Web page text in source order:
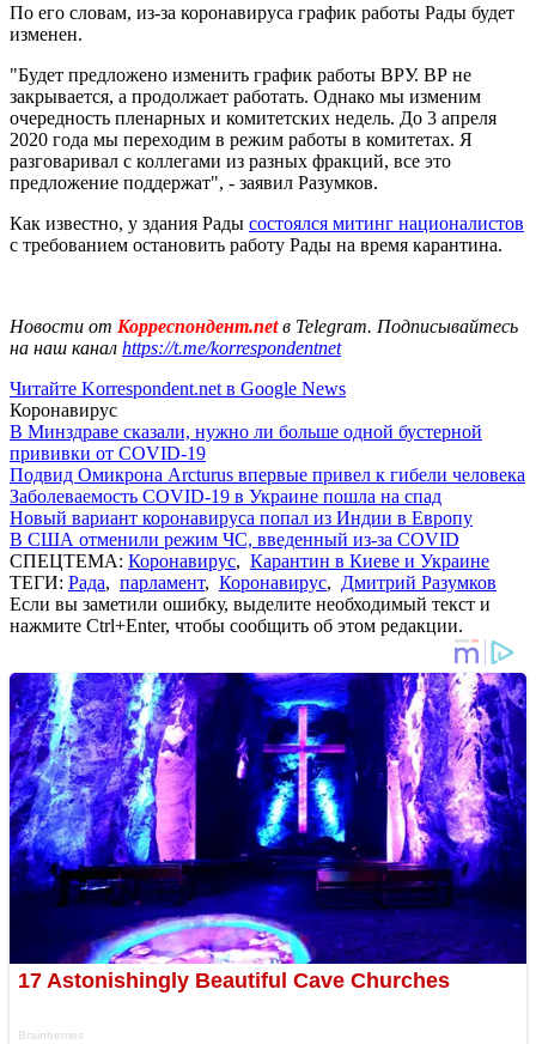
По его словам, из-за коронавируса график работы Рады будет
изменен.
"Будет предложено изменить график работы ВРУ. ВР не
закрывается, а продолжает работать. Однако мы изменим
очередность пленарных и комитетских недель. До 3 апреля
2020 года мы переходим в режим работы в комитетах. Я
разговаривал с коллегами из разных фракций, все это
предложение поддержат", - заявил Разумков.
Как известно, у здания Рады состоялся митинг националистов
с требованием остановить работу Рады на время карантина.
Новости от Корреспондент.netв Telegram. Подписывайтесь
на наш канал https://t.me/korrespondentnet
Читайте Korrespondent.net в Google News
Коронавирус
В Минздраве сказали, нужно ли больше одной бустерной
прививки от COVID-19
Подвид Омикрона Arcturus впервые привел к гибели человека
Заболеваемость COVID-19 в Украине пошла на спад
Новый вариант коронавируса попал из Индии в Европу
В США отменили режим ЧС, введенный из-за COVID
СПЕЦТЕМА: Коронавирус, Карантин в Киеве и Украине
ТЕГИ: Рада, парламент, Коронавирус, Дмитрий Разумков
Если вы заметили ошибку, выделите необходимый текст и
нажмите Ctrl+Enter, чтобы сообщить об этом редакции.